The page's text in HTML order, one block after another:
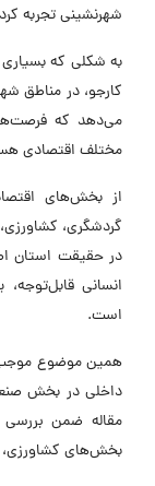
شهرنشینی تجربه
به شکلی که بسیاری
کارجو، در مناطق
می‌دهد که
مختلف اقتصادی
از بخش‌های
گردشگری،
در حقیقت استان
انسانی
است.
همین موضوع
داخلی در بخش
مقاله ضمن
بخش‌های